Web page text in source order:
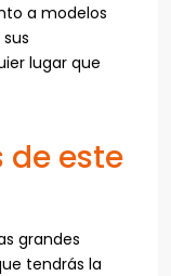
a modelos
lugar que
de este
grandes
tendrás la